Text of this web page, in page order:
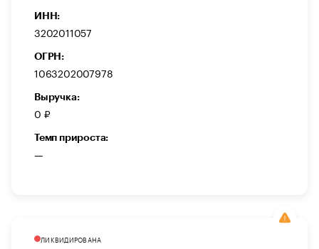
ИНН:
3202011057
ОГРН:
1063202007978
Выручка:
0 ₽
Темп прироста:
—
ЛИКВИДИРОВАНА